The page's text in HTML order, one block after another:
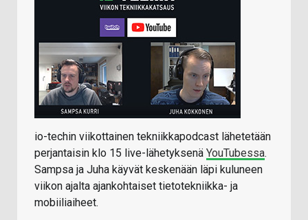
io-techin viikottainen tekniikkapodcast lähetetään
perjantaisin klo 15 live-lähetyksenä YouTubessa.
Sampsa ja Juha käyvät keskenään läpi kuluneen
viikon ajalta ajankohtaiset tietotekniikka- ja
mobiiliaiheet.